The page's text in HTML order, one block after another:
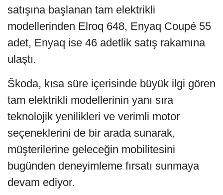
satışına başlanan tam elektrikli
modellerinden Elroq 648, Enyaq Coupé 55
adet, Enyaq ise 46 adetlik satış rakamına
ulaştı.
Škoda, kısa süre içerisinde büyük ilgi gören
tam elektrikli modellerinin yanı sıra
teknolojik yenilikleri ve verimli motor
seçeneklerini de bir arada sunarak,
müşterilerine geleceğin mobilitesini
bugünden deneyimleme fırsatı sunmaya
devam ediyor.